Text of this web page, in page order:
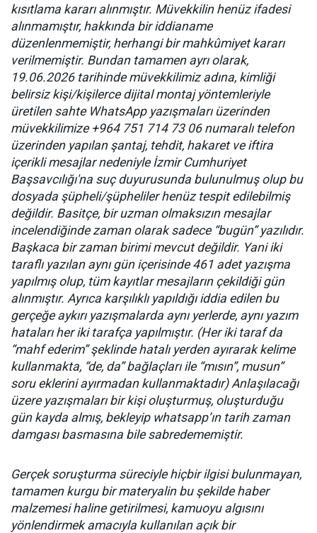
kısıtlama kararı alınmıştır. Müvekkilin henüz ifadesi
alınmamıştır, hakkında bir iddianame
düzenlenmemiştir, herhangi bir mahkûmiyet kararı
verilmemiştir. Bundan tamamen ayrı olarak,
19.06.2026 tarihinde müvekkilimiz adına, kimliği
belirsiz kişi/kişilerce dijital montaj yöntemleriyle
üretilen sahte WhatsApp yazışmaları üzerinden
müvekkilimize +964 751 714 73 06 numaralı telefon
üzerinden yapılan şantaj, tehdit, hakaret ve iftira
içerikli mesajlar nedeniyle İzmir Cumhuriyet
Başsavcılığı'na suç duyurusunda bulunulmuş olup bu
dosyada şüpheli/şüpheliler henüz tespit edilebilmiş
değildir. Basitçe, bir uzman olmaksızın mesajlar
incelendiğinde zaman olarak sadece “bugün” yazılıdır.
Başkaca bir zaman birimi mevcut değildir. Yani iki
taraflı yazılan aynı gün içerisinde 461 adet yazışma
yapılmış olup, tüm kayıtlar mesajların çekildiği gün
alınmıştır. Ayrıca karşılıklı yapıldığı iddia edilen bu
gerçeğe aykırı yazışmalarda aynı yerlerde, aynı yazım
hataları her iki tarafça yapılmıştır. (Her iki taraf da
“mahf ederim” şeklinde hatalı yerden ayırarak kelime
kullanmakta, “de, da” bağlaçları ile “mısın”, musun”
soru eklerini ayırmadan kullanmaktadır) Anlaşılacağı
üzere yazışmaları bir kişi oluşturmuş, oluşturduğu
gün kayda almış, bekleyip whatsapp’ın tarih zaman
damgası basmasına bile sabredememiştir.
Gerçek soruşturma süreciyle hiçbir ilgisi bulunmayan,
tamamen kurgu bir materyalin bu şekilde haber
malzemesi haline getirilmesi, kamuoyu algısını
yönlendirmek amacıyla kullanılan açık bir